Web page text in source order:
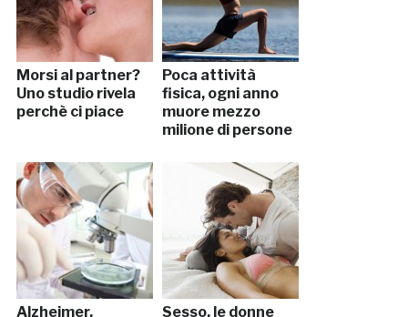
Morsi al partner?
Uno studio rivela
perchè ci piace
Poca attività
fisica, ogni anno
muore mezzo
milione di persone
Alzheimer,
Sesso, le donne